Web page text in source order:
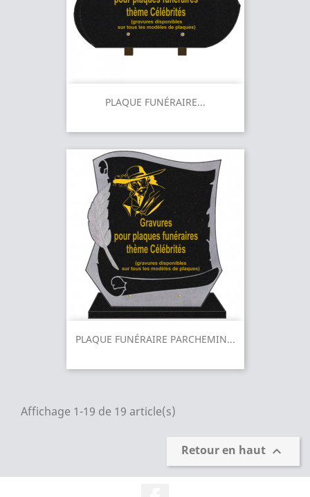
PLAQUE FUNÉRAIRE...
PLAQUE FUNÉRAIRE PARCHEMIN...
Affichage 1-19 de 19 article(s)
Retour en haut 